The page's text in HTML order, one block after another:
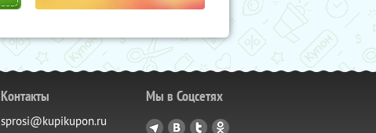
Контакты
sprosi@kupikupon.ru
Мы в Соцсетях